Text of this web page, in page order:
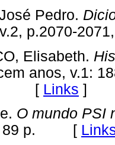
Pedro.
p.2070-
Elisabeth.
anos, v.1:
p. [ Links ]
O mundo PSI
89 p. [